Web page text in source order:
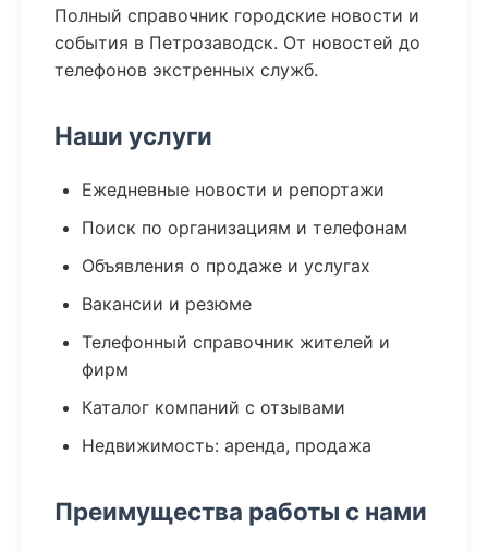
Полный справочник городские новости и
события в Петрозаводск. От новостей до
телефонов экстренных служб.
Наши услуги
Ежедневные новости и репортажи
Поиск по организациям и телефонам
Объявления о продаже и услугах
Вакансии и резюме
Телефонный справочник жителей и
фирм
Каталог компаний с отзывами
Недвижимость: аренда, продажа
Преимущества работы с нами